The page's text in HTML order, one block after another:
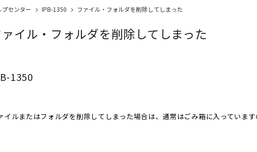
プセンター IPB-1350 ファイル・フォルダを削除してしまった
ァイル・フォルダを削除してしまった
1350
イルまたはフォルダを削除してしまった場合は、通常はごみ箱に入っていま